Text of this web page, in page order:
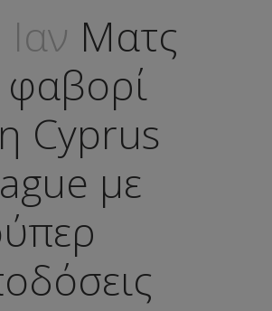
Ματς
φαβορί
Cyprus
με